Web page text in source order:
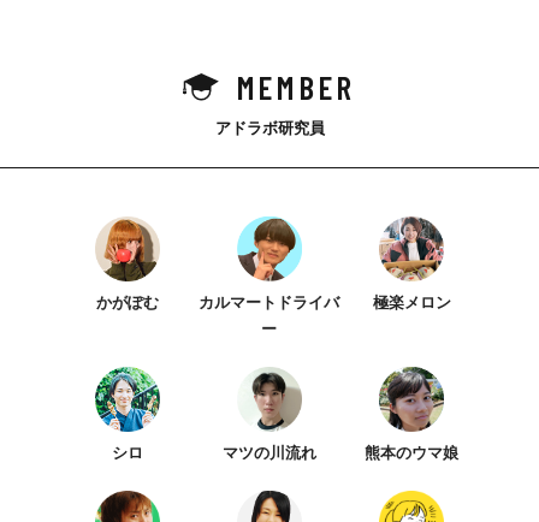
MEMBER
アドラボ研究員
かがぽむ
カルマートドライバ
ー
極楽メロン
シロ マツの川流れ 熊本のウマ娘